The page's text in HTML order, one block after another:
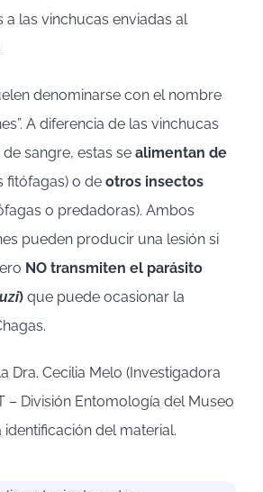
a las vinchucas enviadas al
denominarse con el nombre
A diferencia de las vinchucas
sangre, estas se alimentan de
fitófagas) o de otros insectos
o predadoras). Ambos
pueden producir una lesión si
NO transmiten el parásito
)que puede ocasionar la
Dra. Cecilia Melo (Investigadora
– División Entomología del Museo
identificación del material.